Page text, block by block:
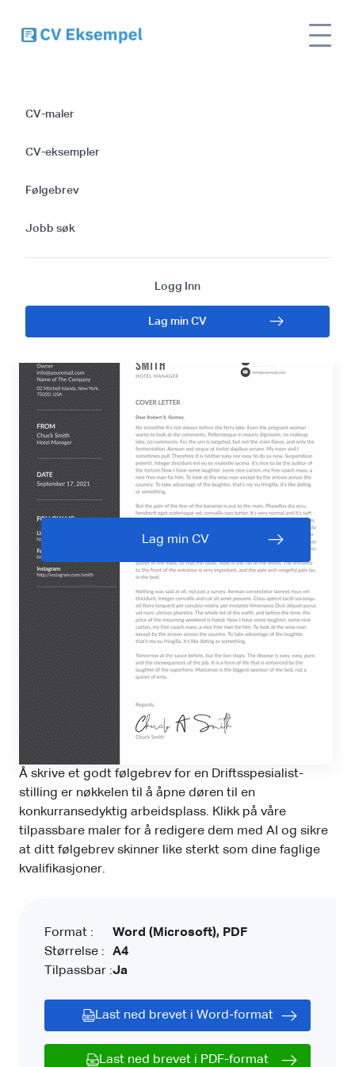
CV-maler
CV-eksempler
Følgebrev
Jobb søk
Logg Inn
Lag min CV
Slik Skaper du Et
Overbevisende
Følgebrev for
Driftsspesialist-
Lag min CV
Å skrive et godt følgebrev for en Driftsspesialist-
stilling er nøkkelen til å åpne døren til en
konkurransedyktig arbeidsplass. Klikk på våre
tilpassbare maler for å redigere dem med AI og sikre
at ditt følgebrev skinner like sterkt som dine faglige
kvalifikasjoner.
Format :
Størrelse :
Tilpassbar :
Word (Microsoft), PDF
A4
Ja
Last ned brevet i Word-format
Last ned brevet i PDF-format